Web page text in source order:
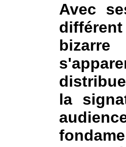
Avec
la